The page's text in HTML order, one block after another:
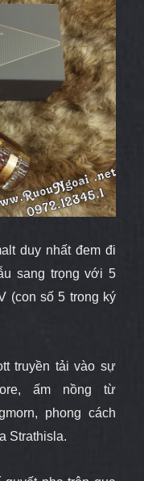
duy nhất đem đi
sang trọng với 5
(con số 5 trong ký
truyền tải vào sự
ấm nồng từ
phong cách
Strathisla.